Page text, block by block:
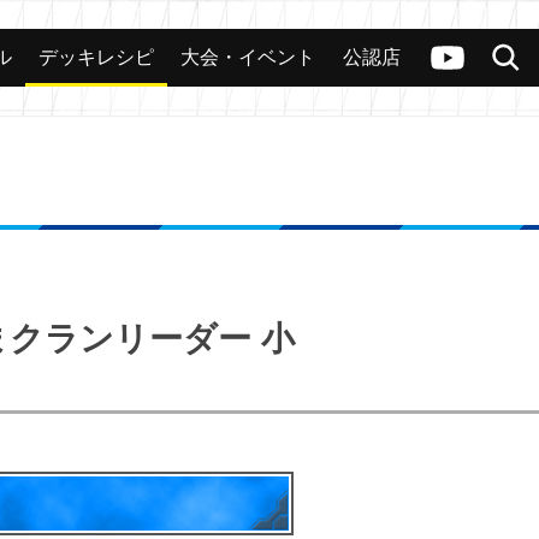
ヴァンガードch
検索
カード 大会 公認店舗 その他
デッキレシピ 大会・イベント 公認店
ランリーダー 小